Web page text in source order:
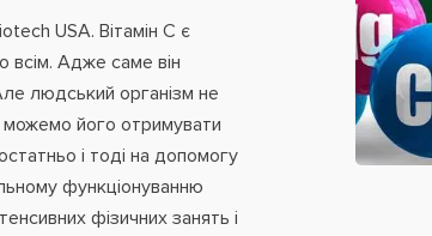
USA. Вітамін С є
всім. Адже саме він
людський організм не
можемо його отримувати
і тоді на допомогу
функціонуванню
фізичних занять і